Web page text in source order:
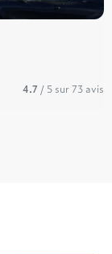
4.7 / 5 sur 73 avis